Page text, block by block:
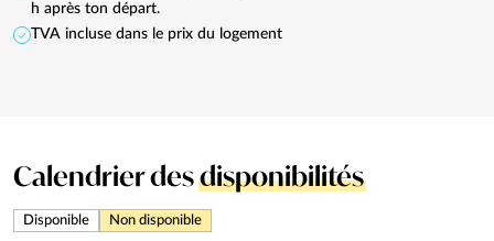
h après ton départ.
TVA incluse dans le prix du logement
Calendrier desdisponibilités
Disponible Non disponible